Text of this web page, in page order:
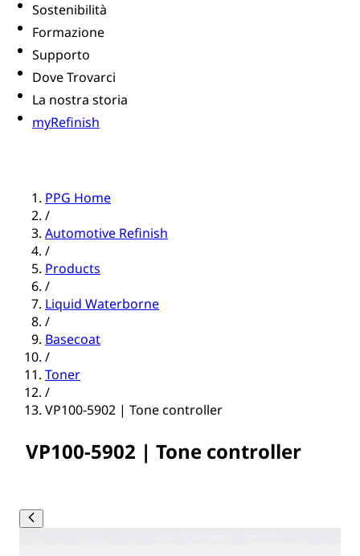
Sostenibilità
Formazione
Supporto
Dove Trovarci
La nostra storia
myRefinish
PPG Home
/
Automotive Refinish
/
Products
/
Liquid Waterborne
/
Basecoat
/
Toner
/
VP100-5902 | Tone controller
VP100-5902 | Tone controller